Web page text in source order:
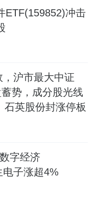
ETF(159852)冲击
沪市最大中证
势，成分股光线
石英股份封涨停板
字经济
子涨超4%